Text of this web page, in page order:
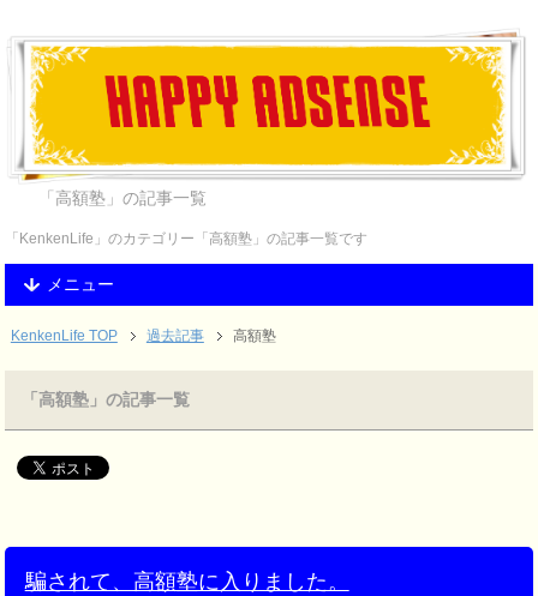
「高額塾」の記事一覧
「KenkenLife」のカテゴリー「高額塾」の記事一覧です
メニュー
KenkenLife TOP 過去記事 高額塾
「高額塾」の記事一覧
騙されて、高額塾に入りました。